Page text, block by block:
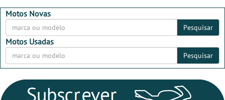
2026
Motos Novas
Pesquisar
Motos Usadas
Pesquisar